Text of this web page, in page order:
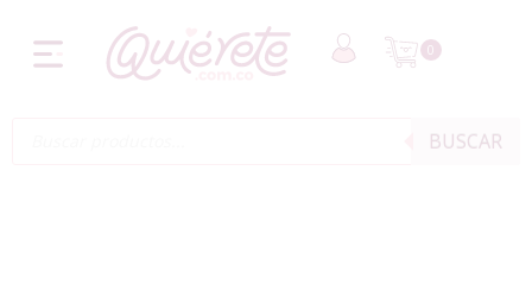
0
BUSCAR